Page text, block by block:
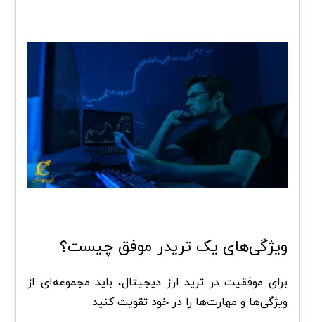
ویژگی‌های یک تریدر موفق چیست؟
برای موفقیت در ترید ارز دیجیتال، باید مجموعه‌ای از
ویژگی‌ها و مهارت‌ها را در خود تقویت کنید: